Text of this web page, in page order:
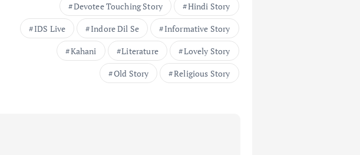
Devotee Touching Story
Hindi Story
IDS Live
Indore Dil Se
Informative Story
Kahani
Literature
Lovely Story
Old Story
Religious Story